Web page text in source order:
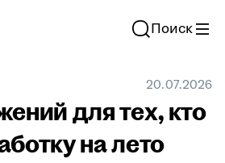
Поиск
20.07.2026
для тех, кто
на лето